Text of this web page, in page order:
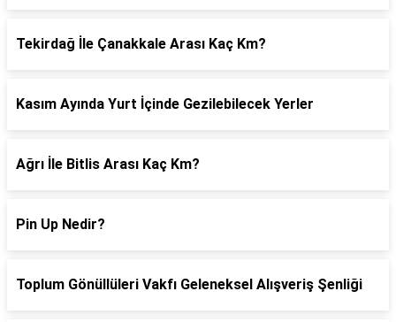
Tekirdağ İle Çanakkale Arası Kaç Km?
Kasım Ayında Yurt İçinde Gezilebilecek Yerler
Ağrı İle Bitlis Arası Kaç Km?
Pin Up Nedir?
Toplum Gönüllüleri Vakfı Geleneksel Alışveriş Şenliği